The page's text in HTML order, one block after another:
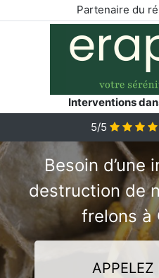
Partenaire du
Interventions
5/5
Besoin d’une
destruction de
frelons à